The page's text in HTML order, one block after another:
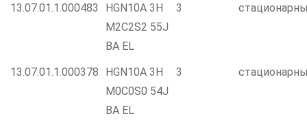
13.07.01.1.000483
HGN10A 3H
M2C2S2 55J
BA EL
3
13.07.01.1.000378
HGN10A 3H
M0C0S0 54J
BA EL
3